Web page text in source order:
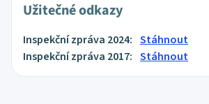
Užitečné odkazy
Inspekční zpráva 2024: Stáhnout
Inspekční zpráva 2017: Stáhnout